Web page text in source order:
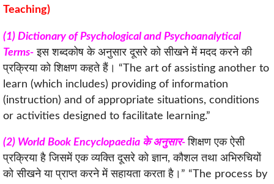
Teaching)
(1) Dictionary of Psychological and Psychoanalytical
Terms- इस शब्दकोष के अनुसार दूसरे को सीखने में मदद करने की
प्रक्रिया को शिक्षण कहते हैं। “The art of assisting another to
learn (which includes) providing of information
(instruction) and of appropriate situations, conditions
or activities designed to facilitate learning.”
(2) World Book Encyclopaedia के अनुसार- शिक्षण एक ऐसी
प्रक्रिया है जिसमें एक व्यक्ति दूसरे को ज्ञान, कौशल तथा अभिरुचियों
को सीखने या प्राप्त करने में सहायता करता है।” “The process by